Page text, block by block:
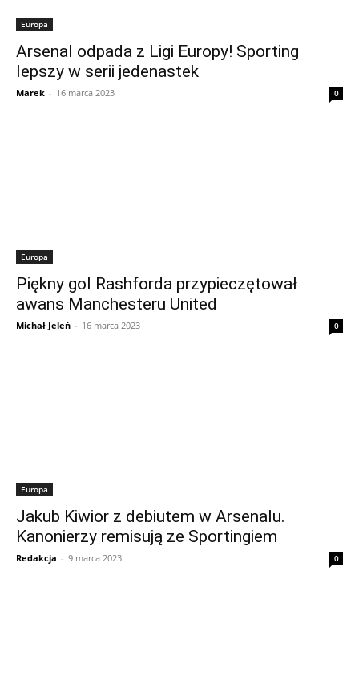
Europa
Arsenal odpada z Ligi Europy! Sporting
lepszy w serii jedenastek
Marek - 16 marca 2023 0
Europa
Piękny gol Rashforda przypieczętował
awans Manchesteru United
Michał Jeleń - 16 marca 2023 0
Europa
Jakub Kiwior z debiutem w Arsenalu.
Kanonierzy remisują ze Sportingiem
Redakcja - 9 marca 2023 0